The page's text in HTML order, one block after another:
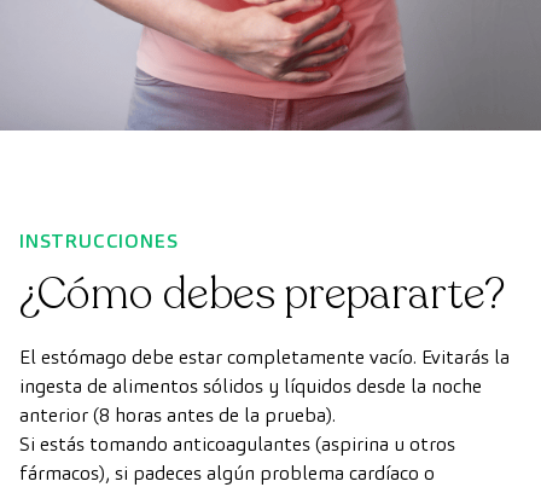
INSTRUCCIONES
¿Cómo debes prepararte?
El estómago debe estar completamente vacío. Evitarás la
ingesta de alimentos sólidos y líquidos desde la noche
anterior (8 horas antes de la prueba).
Si estás tomando anticoagulantes (aspirina u otros
fármacos), si padeces algún problema cardíaco o